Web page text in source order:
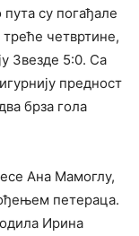
су погађале
четвртине,
Звезде 5:0. Са
предност
брза гола
Ана Мамоглу,
петераца.
Ирина